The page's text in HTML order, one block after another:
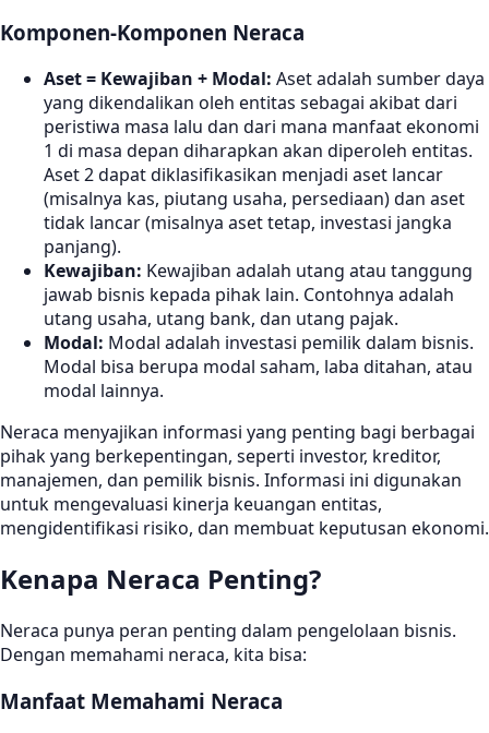
Komponen-Komponen Neraca
Aset = Kewajiban + Modal: Aset adalah sumber daya
yang dikendalikan oleh entitas sebagai akibat dari
peristiwa masa lalu dan dari mana manfaat ekonomi
1 di masa depan diharapkan akan diperoleh entitas.
Aset 2 dapat diklasifikasikan menjadi aset lancar
(misalnya kas, piutang usaha, persediaan) dan aset
tidak lancar (misalnya aset tetap, investasi jangka
panjang).
Kewajiban: Kewajiban adalah utang atau tanggung
jawab bisnis kepada pihak lain. Contohnya adalah
utang usaha, utang bank, dan utang pajak.
Modal: Modal adalah investasi pemilik dalam bisnis.
Modal bisa berupa modal saham, laba ditahan, atau
modal lainnya.
Neraca menyajikan informasi yang penting bagi berbagai
pihak yang berkepentingan, seperti investor, kreditor,
manajemen, dan pemilik bisnis. Informasi ini digunakan
untuk mengevaluasi kinerja keuangan entitas,
mengidentifikasi risiko, dan membuat keputusan ekonomi.
Kenapa Neraca Penting?
Neraca punya peran penting dalam pengelolaan bisnis.
Dengan memahami neraca, kita bisa:
Manfaat Memahami Neraca